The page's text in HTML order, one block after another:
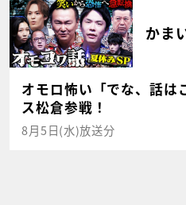
かま
オモロ怖い「でな、話は
ス松倉参戦！
8月5日(水)放送分